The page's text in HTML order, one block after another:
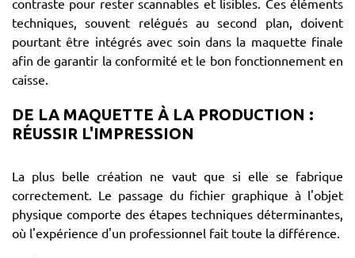
contraste pour rester scannables et lisibles. Ces éléments
techniques, souvent relégués au second plan, doivent
pourtant être intégrés avec soin dans la maquette finale
afin de garantir la conformité et le bon fonctionnement en
caisse.
DE LA MAQUETTE À LA PRODUCTION :
RÉUSSIR L'IMPRESSION
La plus belle création ne vaut que si elle se fabrique
correctement. Le passage du fichier graphique à l'objet
physique comporte des étapes techniques déterminantes,
où l'expérience d'un professionnel fait toute la différence.